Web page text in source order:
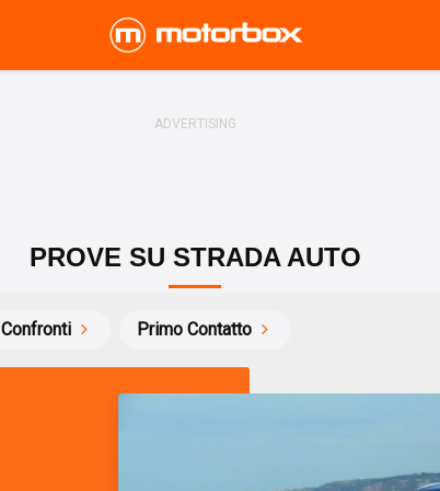
PROVE SU STRADA AUTO
Confronti Primo Contatto